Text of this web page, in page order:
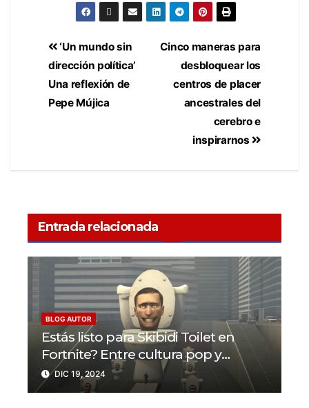
Cinco maneras para
desbloquear los
centros de placer
ancestrales del
cerebro e
inspirarnos
‘Un mundo sin
dirección política’
Una reflexión de
Pepe Mújica
Entrada relacionada
BLOG AUTOR
Estás listo para Skibidi Toilet en
Fortnite? Entre cultura pop y
nuevas skins
DIC 19, 2024